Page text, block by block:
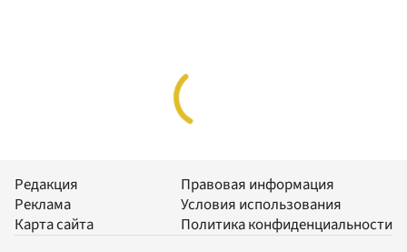
Редакция
Реклама
Карта сайта
Правовая информация
Условия использования
Политика конфиденциальности